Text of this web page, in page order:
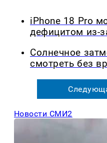
iPhone 18 Pro
дефицитом из-
Солнечное
смотреть без
Новости СМИ2